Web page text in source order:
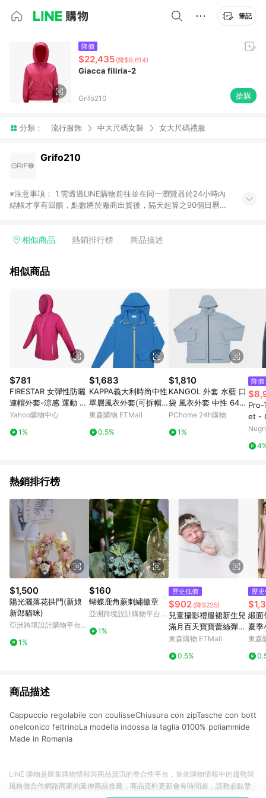
筆記
降價
$22,435 (降$9,614)
Giacca filiria-2
Grifo210 搶購
分類： 流行服飾 中大尺碼女裝 女大尺碼禮服
Grifo210
※注意事項： 1.需透過LINE購物前往並在同一瀏覽器於24小時內
結帳才享有回饋，點數將於廠商出貨後，隔天起算之90個日曆天
差異。 4.若於商家App下單，不符合LINE購物導購資格。
相似商品 熱銷排行榜 商品描述
相似商品
$781
FIRESTAR 女彈性防曬
連帽外套-涼感 運動 慢
跑 路跑 上衣 JL175-47
Yahoo購物中心
1%
$1,683
KAPPA義大利時尚中性
單層風衣外套(可拆帽)
義大利藍 31199MWAB
東森購物 ETMall
0.5%
$1,810
KANGOL 外套 水藍 口
袋 風衣外套 中性 645
5142112
PChome 24h購物
1%
降價
et -
熱銷排行榜
$1,500
陽光灑落花拱門(新娘
新郎貓咪)
亞洲跨境設計購物平台
1%
$160
蝴蝶鹿角蕨刺繡徽章
亞洲跨境設計購物平台
1%
歷史低價
$902 (降$225)
兒童攝影禮服裙新生兒
滿月百天寶寶蕾絲彈力
禮服套裝影樓攝影道具
東森購物 ETMall
0.5%
歷
緞面
夏季
裙女
東森
商品描述
Cappuccio regolabile con coulisseChiusura con zipTasche con bott
oneIconico feltrinoLa modella indossa la taglia 0100% poliammide
Made in Romania
LINE 購物是匯集購物情報與商品資訊的整合性平台，並依購物情報中的趨勢與
風格做合作網路商家的延伸商品推薦，商品資料更新會有時間差，請務必點擊